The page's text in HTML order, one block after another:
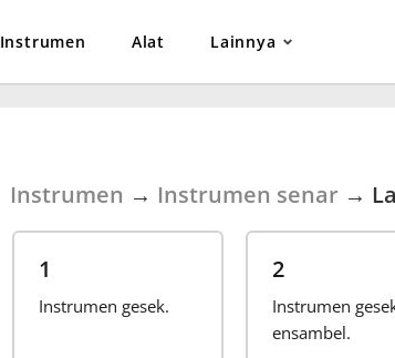
Instrumen Alat Lainnya
Instrumen → Instrumen senar→
1
Instrumen gesek.
2
Instrumen
ensambel.